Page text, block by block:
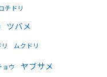
チドリ
ツバメ
ムクドリ
ョウ ヤブサメ